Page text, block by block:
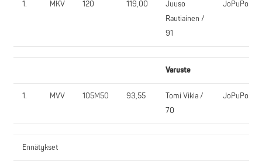
1. MKV 120 119,00
Juuso
Rautiainen /
91
JoPuPo
Varuste
1. MVV 105M50 93,55
Tomi Vikla /
70
JoPuPo
Ennätykset